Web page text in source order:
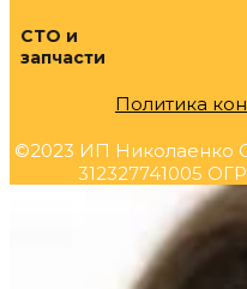
СТО и
запчасти
Политика
©2023 ИП Николаенко
312327741005